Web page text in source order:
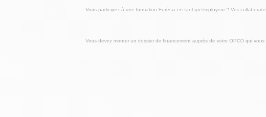
Vous participez à une formation Eurécia en tant qu’employeur ? Vos
Vous devez monter un dossier de financement auprès de votre OPCO qui